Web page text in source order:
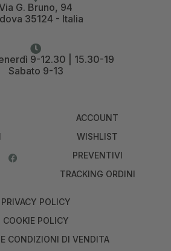
G. Bruno, 94
35124 - Italia
9-12.30 | 15.30-19
Sabato 9-13
ACCOUNT
WISHLIST
PREVENTIVI
TRACKING ORDINI
PRIVACY POLICY
COOKIE POLICY
CONDIZIONI DI VENDITA